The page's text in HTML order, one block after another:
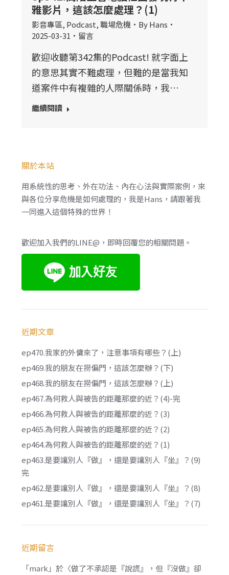
雅影片，這該怎麼處理？(1)
影音專區, Podcast,職場危機 ByHans
2025-03-31
留言
歡迎收聽第342集的Podcast! 就字面上
的意思其實不難處理，但難的是當我知
道案件中有複雜的人際關係時，我…
繼續閱讀
關於本站
用系統性的思考、外在功法、內在心法與實際案例，來
與各位分享危機是如何處理的，我是Hans，請跟著我
一同進入這個特殊的世界！
歡迎加入我們的LINE@，即時回覆您的相關問題。
近期文章
ep470.我家的外傭來了，注意事項有哪些？(上)
ep469.我的朋友在撈偏門，這該怎麼辦？(下)
ep468.我的朋友在撈偏門，這該怎麼辦？(上)
ep467.為何救人與被告的距離那麼的近？(4)-完
ep466.為何救人與被告的距離那麼的近？(3)
ep465.為何救人與被告的距離那麼的近？(2)
ep464.為何救人與被告的距離那麼的近？(1)
ep463.是要讓別人『做』，還是要讓別人『坐』？(9)
完
ep462.是要讓別人『做』，還是要讓別人『坐』？(8)
ep461.是要讓別人『做』，還是要讓別人『坐』？(7)
近期留言
「mark」於〈做了不承認是『說謊』，但『沒做』卻